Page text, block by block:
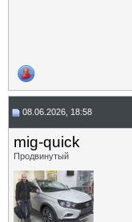
08.06.2026, 18:58
mig-quick
Продвинутый